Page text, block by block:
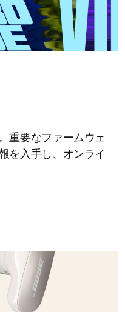
重要なファームウェ
を入手し、オンライ